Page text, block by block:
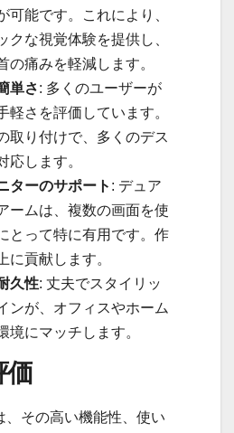
可能です。これにより、
クな視覚体験を提供し、
の痛みを軽減します。
単さ: 多くのユーザーが
軽さを評価しています。
取り付けで、多くのデス
応します。
ターのサポート : デュア
ームは、複数の画面を使
とって特に有用です。作
に貢献します。
久性: 丈夫でスタイリッ
ンが、オフィスやホーム
境にマッチします。
価
、その高い機能性、使い